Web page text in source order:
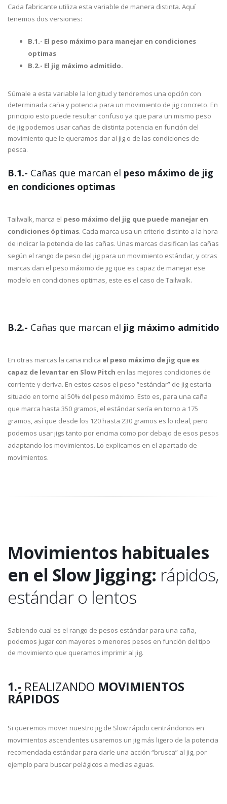
Cada fabricante utiliza esta variable de manera distinta. Aquí
tenemos dos versiones:
B.1.- El peso máximo para manejar en condiciones
optimas
B.2.- El jig máximo admitido.
Súmale a esta variable la longitud y tendremos una opción con
determinada caña y potencia para un movimiento de jig concreto. En
principio esto puede resultar confuso ya que para un mismo peso
de jig podemos usar cañas de distinta potencia en función del
movimiento que le queramos dar al jig o de las condiciones de
pesca.
B.1.- Cañas que marcan el peso máximo de jig
en condiciones optimas
Tailwalk, marca el peso máximo del jig que puede manejar en
condiciones óptimas. Cada marca usa un criterio distinto a la hora
de indicar la potencia de las cañas. Unas marcas clasifican las cañas
según el rango de peso del jig para un movimiento estándar, y otras
marcas dan el peso máximo de jig que es capaz de manejar ese
modelo en condiciones optimas, este es el caso de Tailwalk.
B.2.- Cañas que marcan el jig máximo admitido
En otras marcas la caña indica el peso máximo de jig que es
capaz de levantar en Slow Pitch en las mejores condiciones de
corriente y deriva. En estos casos el peso “estándar” de jig estaría
situado en torno al 50% del peso máximo. Esto es, para una caña
que marca hasta 350 gramos, el estándar sería en torno a 175
gramos, así que desde los 120 hasta 230 gramos es lo ideal, pero
podemos usar jigs tanto por encima como por debajo de esos pesos
adaptando los movimientos. Lo explicamos en el apartado de
movimientos.
Movimientos habituales
en el Slow Jigging: rápidos,
estándar o lentos
Sabiendo cual es el rango de pesos estándar para una caña,
podemos jugar con mayores o menores pesos en función del tipo
de movimiento que queramos imprimir al jig.
1.- REALIZANDO MOVIMIENTOS
RÁPIDOS
Si queremos mover nuestro jig de Slow rápido centrándonos en
movimientos ascendentes usaremos un jig más ligero de la potencia
recomendada estándar para darle una acción “brusca” al jig, por
ejemplo para buscar pelágicos a medias aguas.